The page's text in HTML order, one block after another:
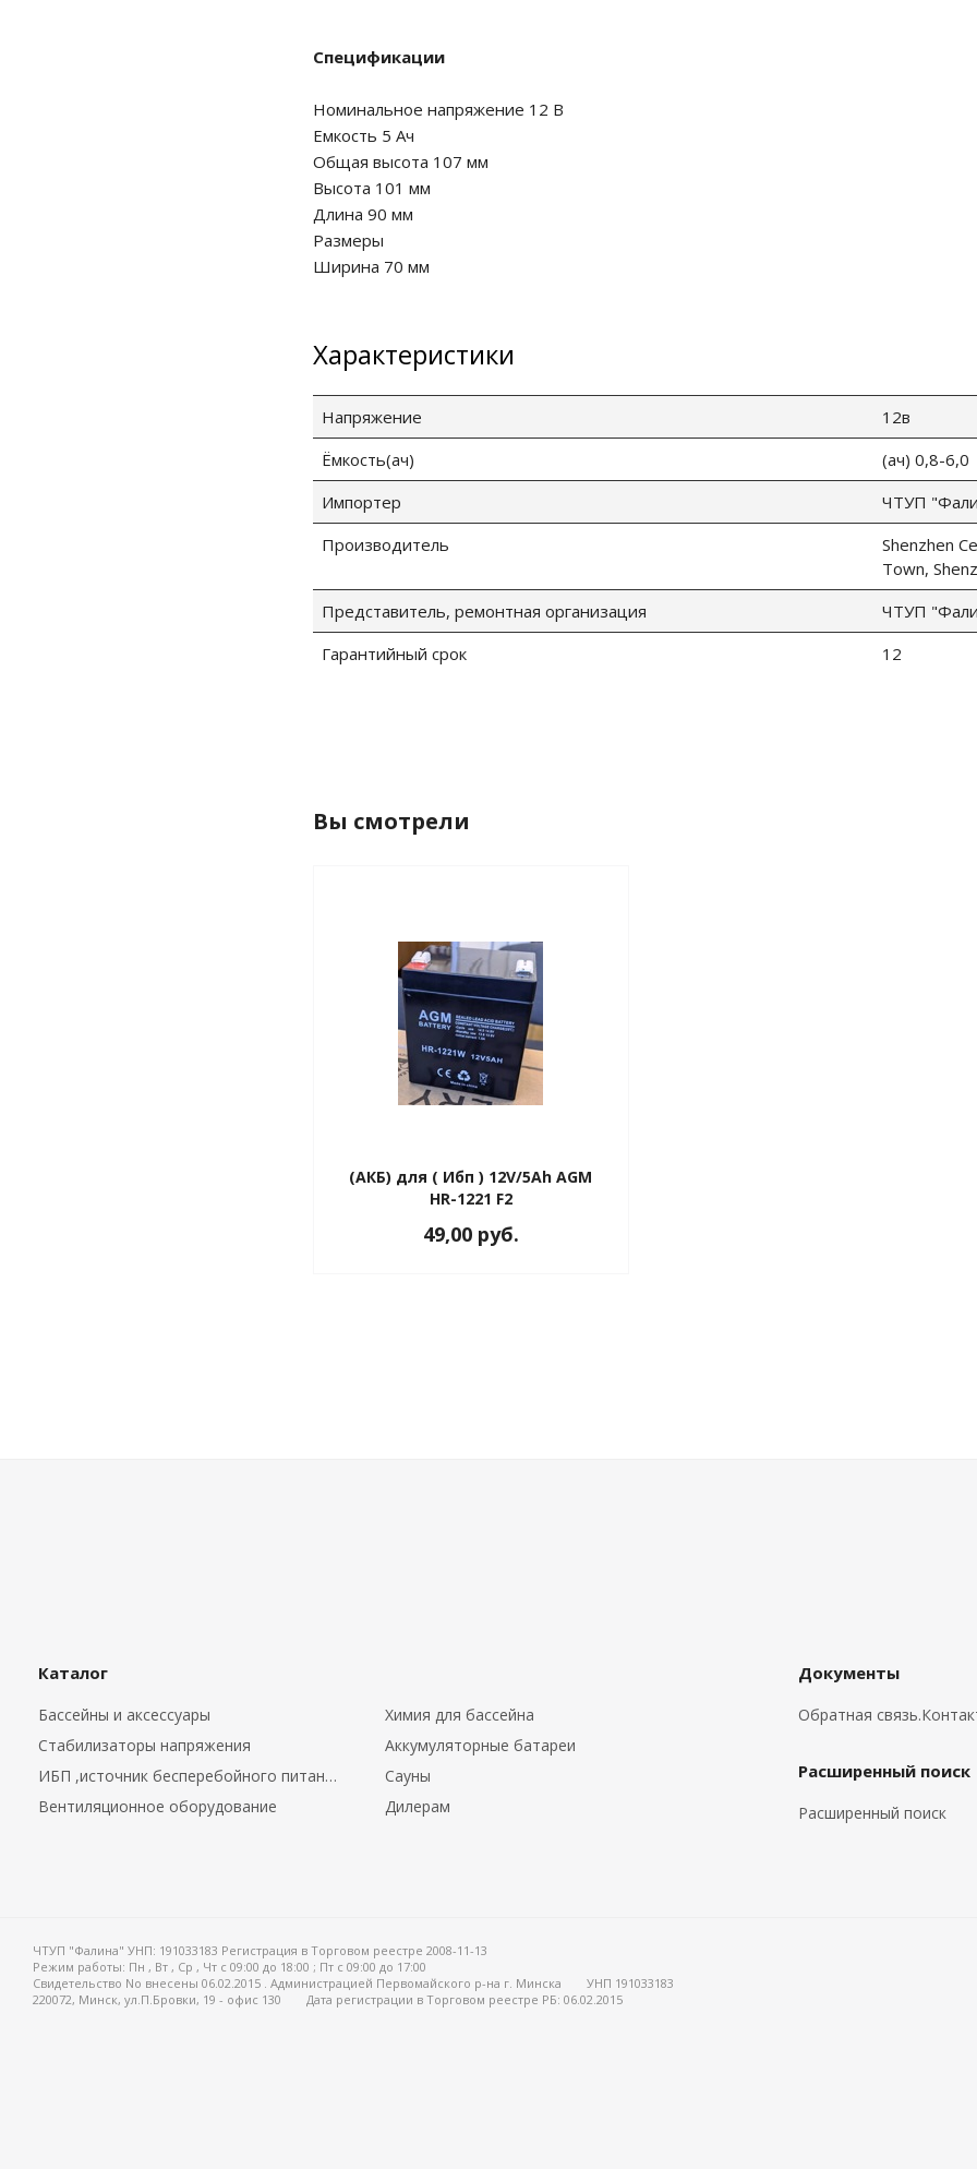
Спецификации
Номинальное напряжение 12 В
Емкость 5 Ач
Общая высота 107 мм
Высота 101 мм
Длина 90 мм
Размеры
Ширина 70 мм
Характеристики
Напряжение
12в
Ёмкость(ач)
(ач) 0,8-6,0
Импортер
ЧТУП
Производитель
Shenzhen
Town,
Представитель, ремонтная организация
ЧТУП
Гарантийный срок
12
Вы смотрели
(АКБ) для ( Ибп ) 12V/5Ah AGM
HR-1221 F2
49,00 руб.
Каталог
Бассейны и аксессуары
Химия для бассейна
Стабилизаторы напряжения
Аккумуляторные батареи
ИБП ,источник бесперебойного питания.
Сауны
Вентиляционное оборудование
Дилерам
Документы
Обратная
Расширенный поиск
Расширенный поиск
ЧТУП "Фалина" УНП: 191033183 Регистрация в Торговом реестре 2008-11-13
Режим работы: Пн , Вт , Ср , Чт c 09:00 до 18:00 ; Пт c 09:00 до 17:00
Свидетельство No внесены 06.02.2015 . Администрацией Первомайского р-на г. Минска
УНП 191033183
220072, Минск, ул.П.Бровки, 19 - офис 130
Дата регистрации в Торговом реестре РБ: 06.02.2015